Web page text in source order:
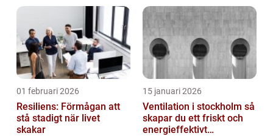
01 februari 2026
Resiliens: Förmågan att
stå stadigt när livet
skakar
15 januari 2026
Ventilation i stockholm så
skapar du ett friskt och
energieffektivt